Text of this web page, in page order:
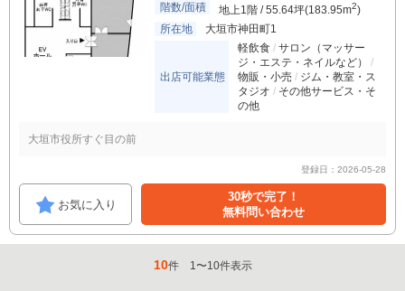
階数/面積
地上1階 / 55.64坪(183.95m2)
所在地
大垣市神田町1
出店可能業態
軽飲食
サロン（マッサー
ジ・エステ・ネイルなど）
物販・小売
ジム・教室・ス
タジオ
その他サービス・そ
の他
大垣市役所すぐ目の前
登録日：2026-05-28
お気に入り
30秒で完了！
無料問い合わせ
10件 1〜10件表示